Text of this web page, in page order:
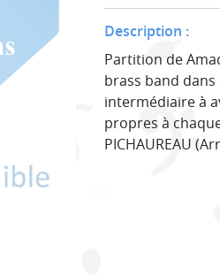
Description :
Partition de
brass band
intermédiaire à
propres à
PICHAUREAU